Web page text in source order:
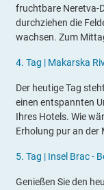
fruchtbare Neretva-
durchziehen die
wachsen. Zum
4. Tag | Makarska
Der heutige Tag
einen entspannten
Ihres Hotels. Wie
Erholung pur an der
5. Tag | Insel Brac -
Genießen Sie den